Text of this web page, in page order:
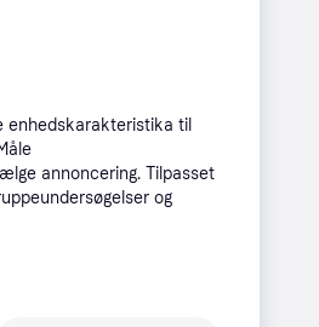
Købsgaranti
enhedskarakteristika til
annoncering. Tilpasset
og